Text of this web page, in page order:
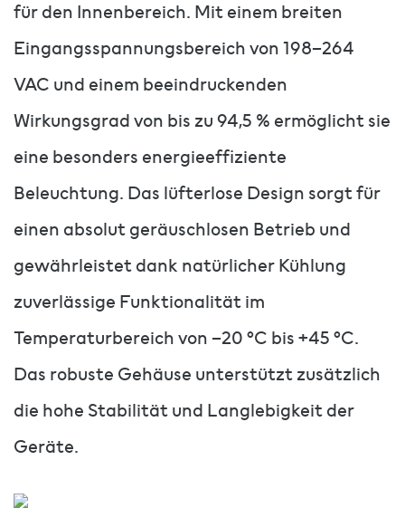
für den Innenbereich. Mit einem breiten
Eingangsspannungsbereich von 198–264
VAC und einem beeindruckenden
Wirkungsgrad von bis zu 94,5 % ermöglicht sie
eine besonders energieeffiziente
Beleuchtung. Das lüfterlose Design sorgt für
einen absolut geräuschlosen Betrieb und
gewährleistet dank natürlicher Kühlung
zuverlässige Funktionalität im
Temperaturbereich von –20 °C bis +45 °C.
Das robuste Gehäuse unterstützt zusätzlich
die hohe Stabilität und Langlebigkeit der
Geräte.